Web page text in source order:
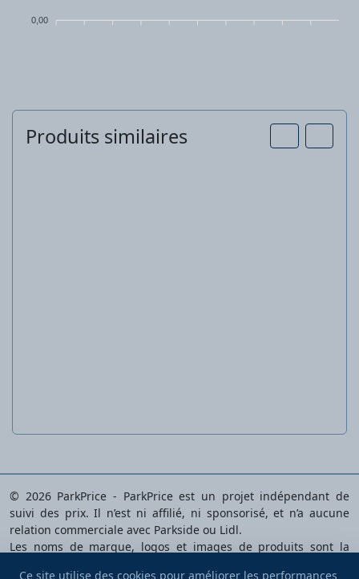
0,00
Produits similaires
© 2026 ParkPrice - ParkPrice est un projet indépendant de
suivi des prix. Il n’est ni affilié, ni sponsorisé, et n’a aucune
relation commerciale avec Parkside ou Lidl.
Les noms de marque, logos et images de produits sont la
Ce site utilise des cookies pour améliorer les performances